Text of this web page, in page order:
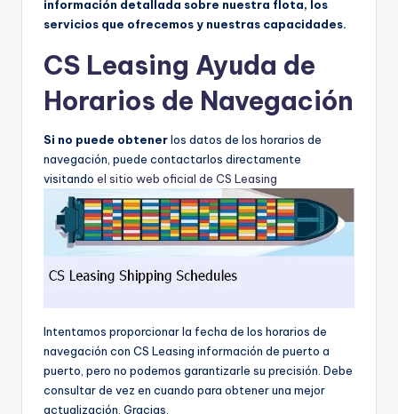
información detallada sobre nuestra flota, los
servicios que ofrecemos y nuestras capacidades.
CS Leasing Ayuda de
Horarios de Navegación
Si no puede obtenerlos datos de los horarios de
navegación, puede contactarlos directamente
visitando el sitio web oficial de CS Leasing
Intentamos proporcionar la fecha de los horarios de
navegación con CS Leasing información de puerto a
puerto, pero no podemos garantizarle su precisión. Debe
consultar de vez en cuando para obtener una mejor
actualización. Gracias.